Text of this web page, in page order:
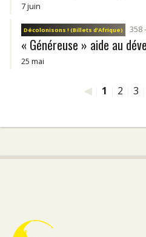
7 juin
Décolonisons ! (Billets d’Afrique) 358
« Généreuse » aide au
25 mai
◀| 1 2 3